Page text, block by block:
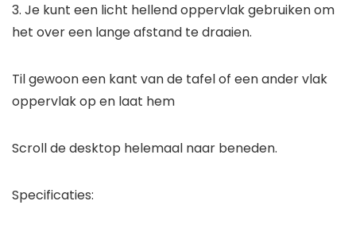
3. Je kunt een licht hellend oppervlak gebruiken om
het over een lange afstand te draaien.
Til gewoon een kant van de tafel of een ander vlak
oppervlak op en laat hem
Scroll de desktop helemaal naar beneden.
Specificaties: